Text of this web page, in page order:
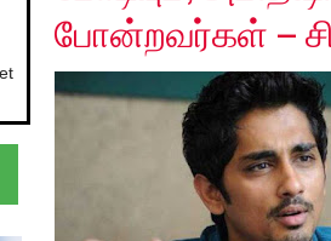
போன்றவர்கள் –